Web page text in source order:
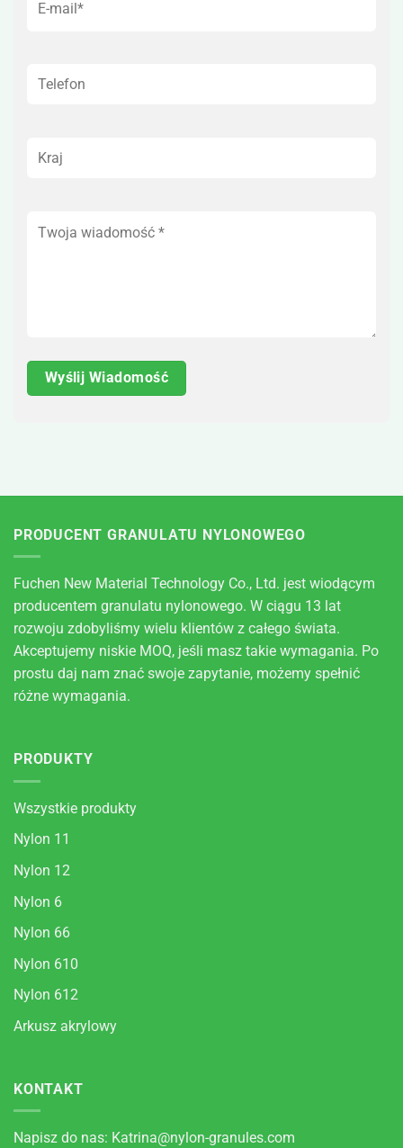
PRODUCENT GRANULATU NYLONOWEGO
Fuchen New Material Technology Co., Ltd. jest wiodącym
producentem granulatu nylonowego. W ciągu 13 lat
rozwoju zdobyliśmy wielu klientów z całego świata.
Akceptujemy niskie MOQ, jeśli masz takie wymagania. Po
prostu daj nam znać swoje zapytanie, możemy spełnić
różne wymagania.
PRODUKTY
Wszystkie produkty
Nylon 11
Nylon 12
Nylon 6
Nylon 66
Nylon 610
Nylon 612
Arkusz akrylowy
KONTAKT
Napisz do nas: Katrina@nylon-granules.com